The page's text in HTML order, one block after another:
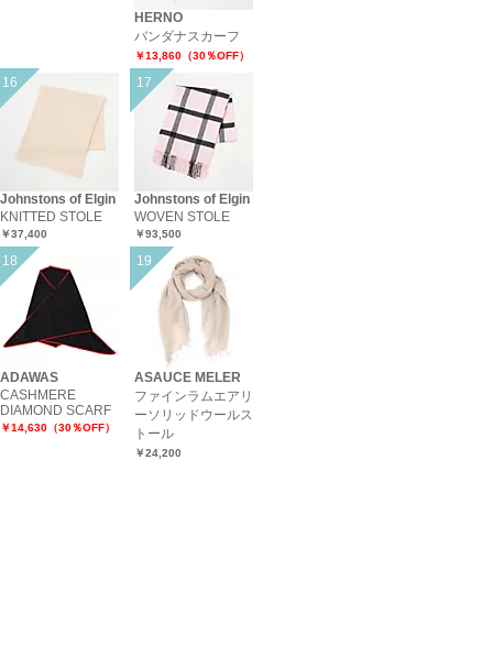
HERNO
バンダナスカーフ
￥13,860（30％OFF）
Johnstons of Elgin
KNITTED STOLE
￥37,400
Johnstons of Elgin
WOVEN STOLE
￥93,500
ADAWAS
CASHMERE
DIAMOND SCARF
￥14,630（30％OFF）
ASAUCE MELER
ファインラムエアリ
ーソリッドウールス
トール
￥24,200